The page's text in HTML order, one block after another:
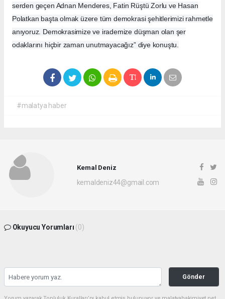
serden geçen Adnan Menderes, Fatin Rüştü Zorlu ve Hasan
Polatkan başta olmak üzere tüm demokrasi şehitlerimizi rahmetle
anıyoruz. Demokrasimize ve irademize düşman olan şer
odaklarını hiçbir zaman unutmayacağız” diye konuştu.
#malatya haber
Kemal Deniz
kemaldeniz44@gmail.com
Okuyucu Yorumları (0)
Gönder